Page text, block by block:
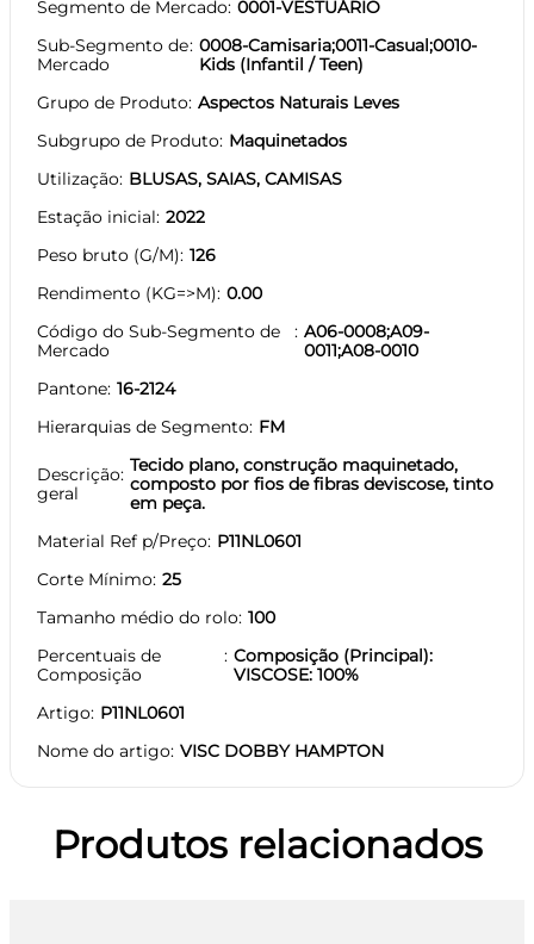
Segmento de Mercado 0001-VESTUÁRIO
Sub-Segmento de
Mercado
0008-Camisaria;0011-Casual;0010-
Kids (Infantil / Teen)
Grupo de Produto Aspectos Naturais Leves
Subgrupo de Produto Maquinetados
Utilização BLUSAS, SAIAS, CAMISAS
Estação inicial 2022
Peso bruto (G/M) 126
Rendimento (KG=>M) 0.00
Código do Sub-Segmento de
Mercado
A06-0008;A09-
0011;A08-0010
Pantone 16-2124
Hierarquias de Segmento FM
Descrição
geral
Tecido plano, construção maquinetado,
composto por fios de fibras deviscose, tinto
em peça.
Material Ref p/Preço P11NL0601
Corte Mínimo 25
Tamanho médio do rolo 100
Percentuais de
Composição
Composição (Principal):
VISCOSE: 100%
Artigo P11NL0601
Nome do artigo VISC DOBBY HAMPTON
Produtos relacionados